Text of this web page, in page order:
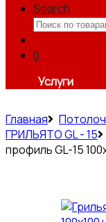
Search
Искать:
0
Услуги
Главная
ГРИЛЬЯТО GL - 15
профиль GL-15